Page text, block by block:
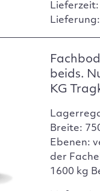
beids.
KG
Breite:
Ebenen:
der
1600 kg